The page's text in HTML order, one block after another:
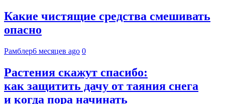
Какие чистящие средства смешивать
опасно
Рамблер6 месяцев ago 0
Растения скажут спасибо:
как защитить дачу от таяния снега
и когда пора начинать